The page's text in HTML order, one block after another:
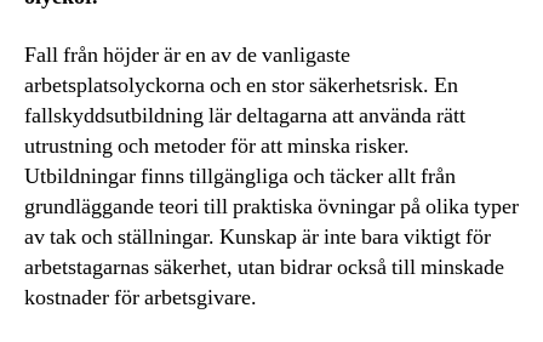
Fall från höjder är en av de vanligaste
arbetsplatsolyckorna och en stor säkerhetsrisk. En
fallskyddsutbildning lär deltagarna att använda rätt
utrustning och metoder för att minska risker.
Utbildningar finns tillgängliga och täcker allt från
grundläggande teori till praktiska övningar på olika typer
av tak och ställningar. Kunskap är inte bara viktigt för
arbetstagarnas säkerhet, utan bidrar också till minskade
kostnader för arbetsgivare.